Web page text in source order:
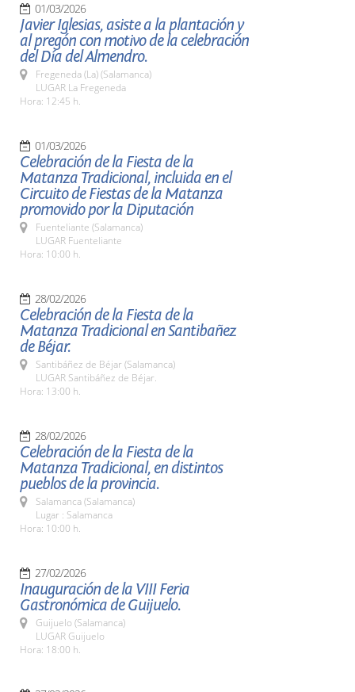
01/03/2026
Javier Iglesias, asiste a la plantación y
al pregón con motivo de la celebración
del Día del Almendro.
Fregeneda (La) (Salamanca)
LUGAR La Fregeneda
Hora: 12:45 h.
01/03/2026
Celebración de la Fiesta de la
Matanza Tradicional, incluida en el
Circuito de Fiestas de la Matanza
promovido por la Diputación
Fuenteliante (Salamanca)
LUGAR Fuenteliante
Hora: 10:00 h.
28/02/2026
Celebración de la Fiesta de la
Matanza Tradicional en Santibañez
de Béjar.
Santibáñez de Béjar (Salamanca)
LUGAR Santibáñez de Béjar.
Hora: 13:00 h.
28/02/2026
Celebración de la Fiesta de la
Matanza Tradicional, en distintos
pueblos de la provincia.
Salamanca (Salamanca)
Lugar : Salamanca
Hora: 10:00 h.
27/02/2026
Inauguración de la VIII Feria
Gastronómica de Guijuelo.
Guijuelo (Salamanca)
LUGAR Guijuelo
Hora: 18:00 h.